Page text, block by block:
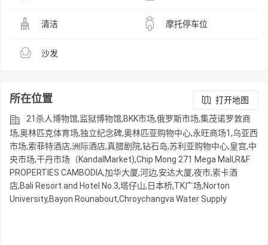
清洁 摩托停车位
沙发
所在位置
打开地图
21杀人博物馆,监狱博物馆,BKK市场,俄罗斯市场,集茂诺罗敦商
场,奥林匹克体育场,独立纪念碑,奥林匹亚购物中心,永旺商场1,乌亚西
市场,索菲特酒店,洲际酒店,真腊剧院,钻石岛,苏利亚购物中心,皇宫,中
央市场,干丹市场（KandalMarket),Chip Mong 271 Mega Mall,R&F
PROPERTIES CAMBODIA,加华大厦,河边,安达大厦,夜市,索卡酒
店,Bali Resort and Hotel No.3,塔仔山,日本桥,TK广场,Norton
University,Bayon Rounabout,Chroychangva Water Supply